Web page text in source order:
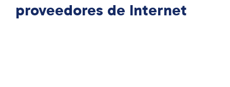
proveedores de Internet